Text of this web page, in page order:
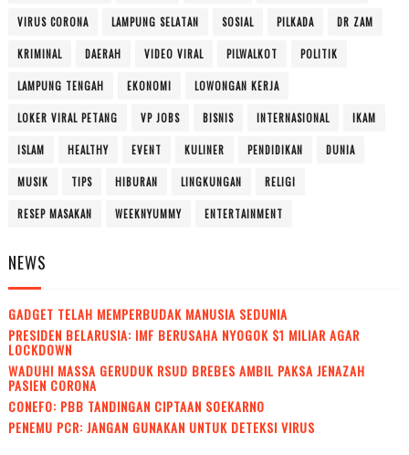
VIRUS CORONA LAMPUNG SELATAN SOSIAL PILKADA DR ZAM
KRIMINAL DAERAH VIDEO VIRAL PILWALKOT POLITIK
LAMPUNG TENGAH EKONOMI LOWONGAN KERJA
LOKER VIRAL PETANG VP JOBS BISNIS INTERNASIONAL IKAM
ISLAM HEALTHY EVENT KULINER PENDIDIKAN DUNIA
MUSIK TIPS HIBURAN LINGKUNGAN RELIGI
RESEP MASAKAN WEEKNYUMMY ENTERTAINMENT
NEWS
GADGET TELAH MEMPERBUDAK MANUSIA SEDUNIA
PRESIDEN BELARUSIA: IMF BERUSAHA NYOGOK $1 MILIAR AGAR
LOCKDOWN
WADUH! MASSA GERUDUK RSUD BREBES AMBIL PAKSA JENAZAH
PASIEN CORONA
CONEFO: PBB TANDINGAN CIPTAAN SOEKARNO
PENEMU PCR: JANGAN GUNAKAN UNTUK DETEKSI VIRUS